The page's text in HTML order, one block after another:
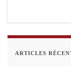
ARTICLES